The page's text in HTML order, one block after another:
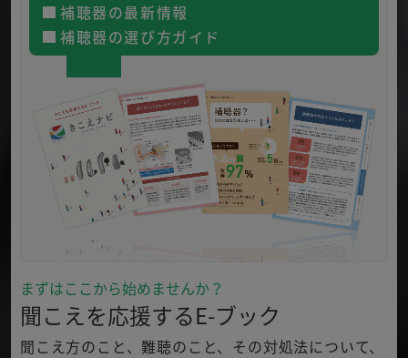
まずはここから始めませんか？
聞こえを応援するE-ブック
聞こえ方のこと、難聴のこと、その対処法について、
補聴器の最新情報
補聴器の選び方ガイド